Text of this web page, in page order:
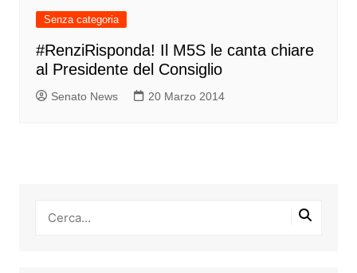
Senza categoria
#RenziRisponda! Il M5S le canta chiare
al Presidente del Consiglio
Senato News 20 Marzo 2014